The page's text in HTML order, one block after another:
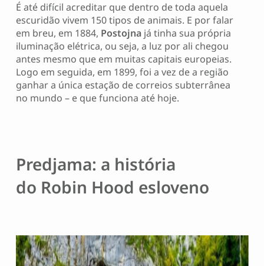
É até difícil acreditar que dentro de toda aquela
escuridão vivem 150 tipos de animais. E por falar
em breu, em 1884, Postojna já tinha sua própria
iluminação elétrica, ou seja, a luz por ali chegou
antes mesmo que em muitas capitais europeias.
Logo em seguida, em 1899, foi a vez de a região
ganhar a única estação de correios subterrânea
no mundo – e que funciona até hoje.
Predjama: a história
do Robin Hood esloveno